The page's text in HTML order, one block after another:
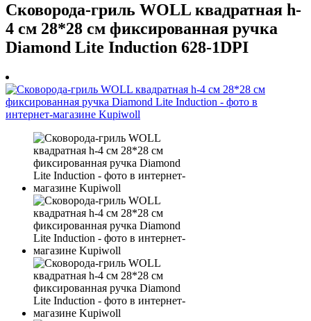
Сковорода-гриль WOLL квадратная h-
4 см 28*28 см фиксированная ручка
Diamond Lite Induction 628-1DPI